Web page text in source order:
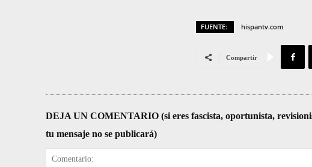
FUENTE: hispantv.com
Compartir
DEJA UN COMENTARIO (si eres fascista, oportunista,
tu mensaje no se publicará)